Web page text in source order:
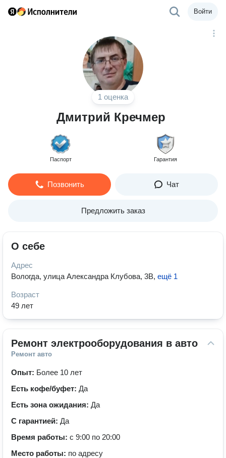
Войти
1 оценка
Дмитрий Кречмер
Паспорт Гарантия
Позвонить Чат
Предложить заказ
О себе
Адрес
Вологда, улица Александра Клубова, 3В, ещё 1
Возраст
49 лет
Ремонт электрооборудования в авто
Ремонт авто
Опыт: Более 10 лет
Есть кофе/буфет: Да
Есть зона ожидания: Да
С гарантией: Да
Время работы: с 9:00 по 20:00
Место работы: по адресу